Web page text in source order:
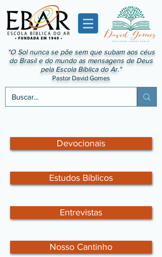
"O Sol nunca se põe sem que subam aos céus
do Brasil e do mundo as mensagens de Deus
pela Escola Bíblica do Ar."
Pastor David Gomes
Devocionais
Estudos Bíblicos
Entrevistas
Nosso Cantinho